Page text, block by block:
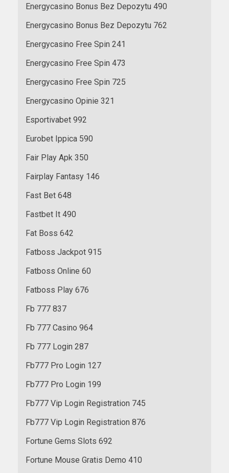
Energycasino Bonus Bez Depozytu 490
Energycasino Bonus Bez Depozytu 762
Energycasino Free Spin 241
Energycasino Free Spin 473
Energycasino Free Spin 725
Energycasino Opinie 321
Esportivabet 992
Eurobet Ippica 590
Fair Play Apk 350
Fairplay Fantasy 146
Fast Bet 648
Fastbet It 490
Fat Boss 642
Fatboss Jackpot 915
Fatboss Online 60
Fatboss Play 676
Fb 777 837
Fb 777 Casino 964
Fb 777 Login 287
Fb777 Pro Login 127
Fb777 Pro Login 199
Fb777 Vip Login Registration 745
Fb777 Vip Login Registration 876
Fortune Gems Slots 692
Fortune Mouse Gratis Demo 410